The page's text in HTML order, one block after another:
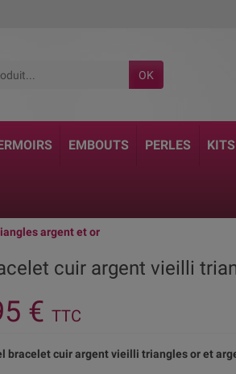
OK
EMBOUTS PERLES
argent et or
cuir argent vieilli
€ TTC
bracelet cuir argent vieilli triangles or et